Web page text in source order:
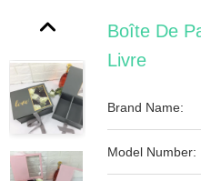
Boîte De
Livre
Brand Name:
Model Number: